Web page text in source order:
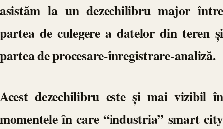
asistăm la un dezechilibru major între
partea de culegere a datelor din teren și
partea de procesare-înregistrare-analiză.
Acest dezechilibru este și mai vizibil în
momentele în care “industria” smart city